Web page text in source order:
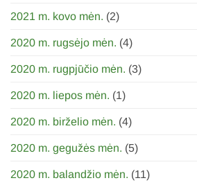
2021 m. kovo mėn. (2)
2020 m. rugsėjo mėn. (4)
2020 m. rugpjūčio mėn. (3)
2020 m. liepos mėn. (1)
2020 m. birželio mėn. (4)
2020 m. gegužės mėn. (5)
2020 m. balandžio mėn. (11)